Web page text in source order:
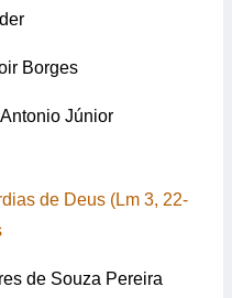
Borges
Júnior
de Deus (Lm 3, 22-
de Souza Pereira